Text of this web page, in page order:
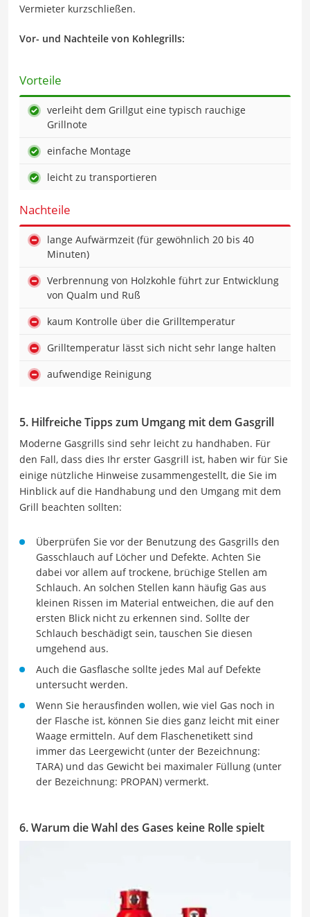
Vermieter kurzschließen.
Vor- und Nachteile von Kohlegrills:
Vorteile
verleiht dem Grillgut eine typisch rauchige
Grillnote
einfache Montage
leicht zu transportieren
Nachteile
lange Aufwärmzeit (für gewöhnlich 20 bis 40
Minuten)
Verbrennung von Holzkohle führt zur Entwicklung
von Qualm und Ruß
kaum Kontrolle über die Grilltemperatur
Grilltemperatur lässt sich nicht sehr lange halten
aufwendige Reinigung
5. Hilfreiche Tipps zum Umgang mit dem Gasgrill
Moderne Gasgrills sind sehr leicht zu handhaben. Für
den Fall, dass dies Ihr erster Gasgrill ist, haben wir für Sie
einige nützliche Hinweise zusammengestellt, die Sie im
Hinblick auf die Handhabung und den Umgang mit dem
Grill beachten sollten:
Überprüfen Sie vor der Benutzung des Gasgrills den
Gasschlauch auf Löcher und Defekte. Achten Sie
dabei vor allem auf trockene, brüchige Stellen am
Schlauch. An solchen Stellen kann häufig Gas aus
kleinen Rissen im Material entweichen, die auf den
ersten Blick nicht zu erkennen sind. Sollte der
Schlauch beschädigt sein, tauschen Sie diesen
umgehend aus.
Auch die Gasflasche sollte jedes Mal auf Defekte
untersucht werden.
Wenn Sie herausfinden wollen, wie viel Gas noch in
der Flasche ist, können Sie dies ganz leicht mit einer
Waage ermitteln. Auf dem Flaschenetikett sind
immer das Leergewicht (unter der Bezeichnung:
TARA) und das Gewicht bei maximaler Füllung (unter
der Bezeichnung: PROPAN) vermerkt.
6. Warum die Wahl des Gases keine Rolle spielt